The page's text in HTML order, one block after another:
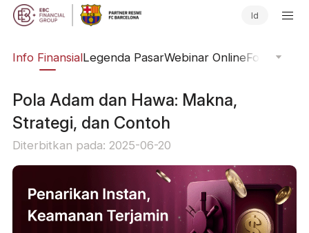
Id
Info FinansialLegenda PasarWebinar OnlineFokus
Pola Adam dan Hawa: Makna,
Strategi, dan Contoh
Diterbitkan pada: 2025-06-20